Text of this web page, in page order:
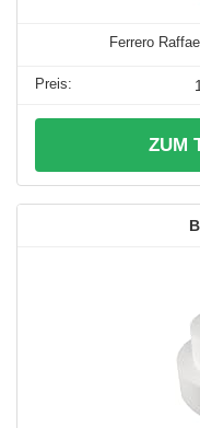
Ferrero
ZUM